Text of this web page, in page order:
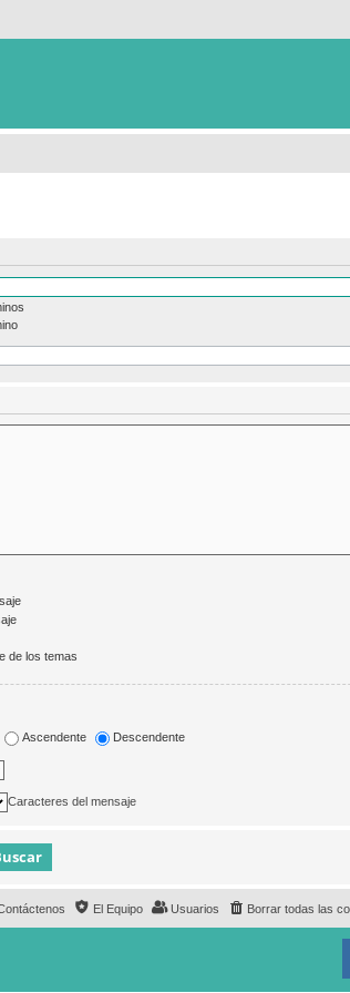
de los temas
Ascendente Descendente
Caracteres del mensaje
Borrar todas las
Usuarios
El Equipo